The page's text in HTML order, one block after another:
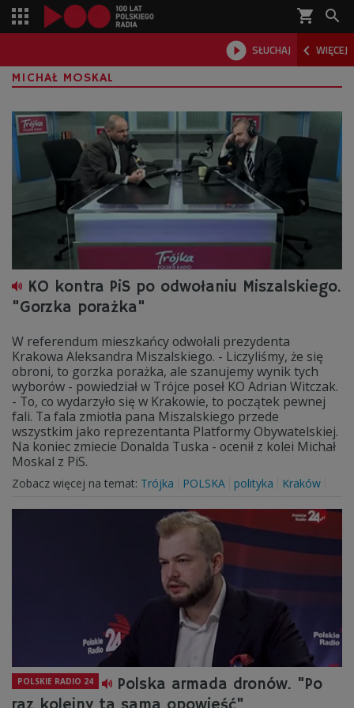
shopping_cart 
 SŁUCHAJ  WIĘCEJ

MICHAŁ MOSKAL
KO kontra PiS po odwołaniu Miszalskiego.
"Gorzka porażka"
W referendum mieszkańcy odwołali prezydenta
Krakowa Aleksandra Miszalskiego. - Liczyliśmy, że się
obroni, to gorzka porażka, ale szanujemy wynik tych
wyborów - powiedział w Trójce poseł KO Adrian Witczak.
- To, co wydarzyło się w Krakowie, to początek pewnej
fali. Ta fala zmiotła pana Miszalskiego przede
wszystkim jako reprezentanta Platformy Obywatelskiej.
Na koniec zmiecie Donalda Tuska - ocenił z kolei Michał
Moskal z PiS.
Zobacz więcej na temat: Trójka POLSKA polityka Kraków
POLSKIE RADIO 24
Polska armada dronów. "Po